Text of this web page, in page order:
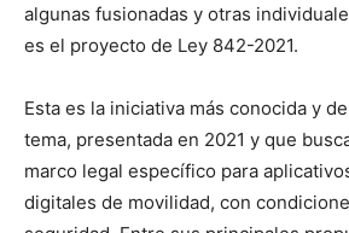
algunas fusionadas y otras
es el proyecto de Ley 842-2021.
Esta es la iniciativa más conocida y
tema, presentada en 2021 y que
marco legal específico para
digitales de movilidad, con